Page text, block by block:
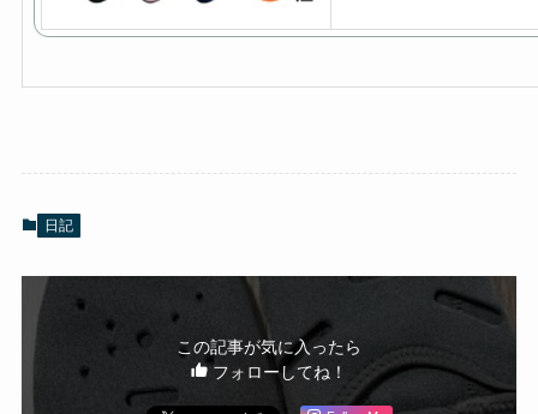
日記
この記事が気に入ったら
フォローしてね！